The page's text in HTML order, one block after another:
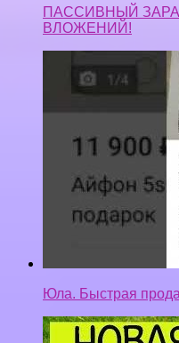
ПАССИВНЫЙ
ВЛОЖЕНИЙ!
Юла. Быстрая